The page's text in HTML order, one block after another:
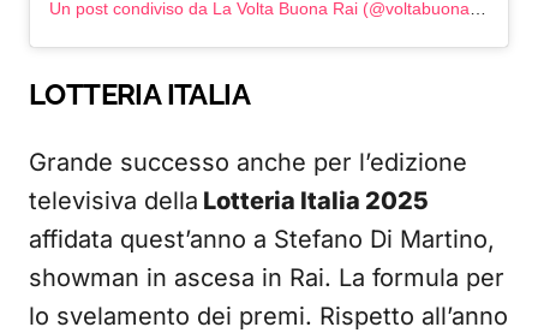
LOTTERIA ITALIA
Grande successo anche per l’edizione
televisiva della Lotteria Italia 2025
affidata quest’anno a Stefano Di Martino,
showman in ascesa in Rai. La formula per
lo svelamento dei premi. Rispetto all’anno